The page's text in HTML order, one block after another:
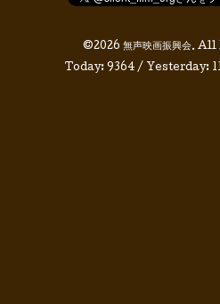
©2026 無声映画振興会. All
Today: 9364 / Yesterday: